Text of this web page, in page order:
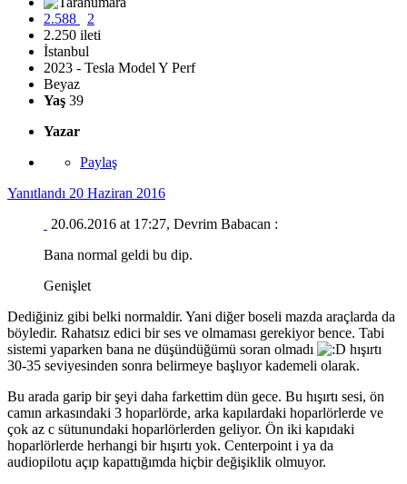
2.588
2
2.250 ileti
İstanbul
2023 - Tesla Model Y Perf
Beyaz
Yaş 39
Yazar
Paylaş
Yanıtlandı 20 Haziran 2016
20.06.2016 at 17:27, Devrim Babacan :
Bana normal geldi bu dip.
Genişlet
Dediğiniz gibi belki normaldir. Yani diğer boseli mazda araçlarda da
böyledir. Rahatsız edici bir ses ve olmaması gerekiyor bence. Tabi
sistemi yaparken bana ne düşündüğümü soran olmadı
hışırtı
30-35 seviyesinden sonra belirmeye başlıyor kademeli olarak.
Bu arada garip bir şeyi daha farkettim dün gece. Bu hışırtı sesi, ön
camın arkasındaki 3 hoparlörde, arka kapılardaki hoparlörlerde ve
çok az c sütunundaki hoparlörlerden geliyor. Ön iki kapıdaki
hoparlörlerde herhangi bir hışırtı yok. Centerpoint i ya da
audiopilotu açıp kapattığımda hiçbir değişiklik olmuyor.